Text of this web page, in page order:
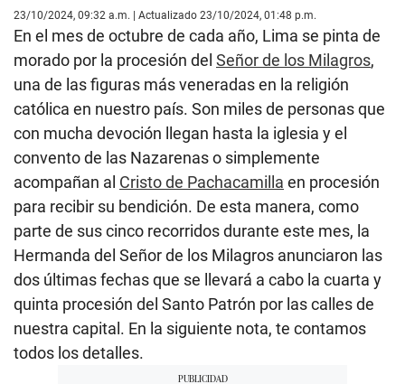
23/10/2024, 09:32 a.m. | Actualizado 23/10/2024, 01:48 p.m.
En el mes de octubre de cada año, Lima se pinta de
morado por la procesión del Señor de los Milagros,
una de las figuras más veneradas en la religión
católica en nuestro país. Son miles de personas que
con mucha devoción llegan hasta la iglesia y el
convento de las Nazarenas o simplemente
acompañan al Cristo de Pachacamilla en procesión
para recibir su bendición. De esta manera, como
parte de sus cinco recorridos durante este mes, la
Hermanda del Señor de los Milagros anunciaron las
dos últimas fechas que se llevará a cabo la cuarta y
quinta procesión del Santo Patrón por las calles de
nuestra capital. En la siguiente nota, te contamos
todos los detalles.